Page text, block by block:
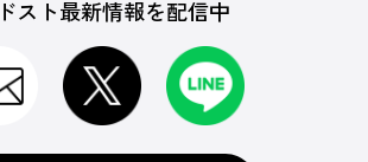
スト最新情報を配信中